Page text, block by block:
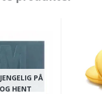
PÅ
HENT